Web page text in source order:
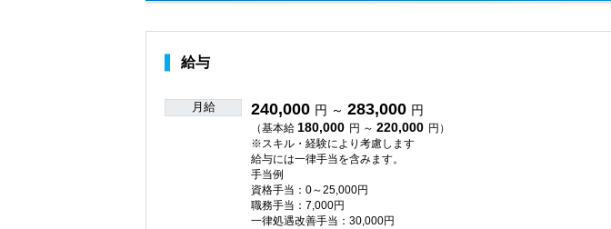
給与
月給 240,000 円 ～ 283,000 円
（基本給 180,000 円 ～ 220,000 円）
※スキル・経験により考慮します
給与には一律手当を含みます。
手当例
資格手当：0～25,000円
職務手当：7,000円
一律処遇改善手当：30,000円